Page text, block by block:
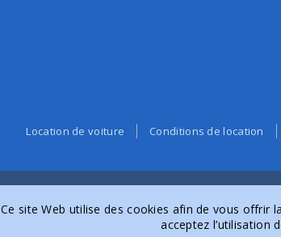
Location de voiture Conditions de location
© 2026 Rental Car La
Ce site Web utilise des cookies afin de vous offrir
acceptez l’utilisation